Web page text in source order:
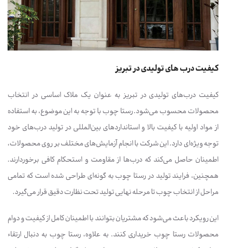
کیفیت درب های تولیدی در تبریز
کیفیت درب‌های تولیدی در تبریز به عنوان یک ملاک اساسی در انتخاب
محصولات محسوب می‌شود. رستا چوب با توجه به این موضوع، به استفاده
از مواد اولیه با کیفیت بالا و استانداردهای بین‌المللی در تولید درب‌های خود
توجه ویژه‌ای دارد. این شرکت با انجام آزمایش‌های مختلف بر روی محصولات،
اطمینان حاصل می‌کند که درب‌ها از مقاومت و استحکام کافی برخوردارند.
همچنین، فرایند تولید در رستا چوب به گونه‌ای طراحی شده است که تمامی
مراحل از انتخاب چوب تا مرحله نهایی تولید تحت نظارت دقیق قرار می‌گیرد.
این رویکرد باعث می‌شود که مشتریان بتوانند با اطمینان کامل از کیفیت و دوام
محصولات رستا چوب خریداری کنند. به علاوه، رستا چوب به دنبال ارتقاء